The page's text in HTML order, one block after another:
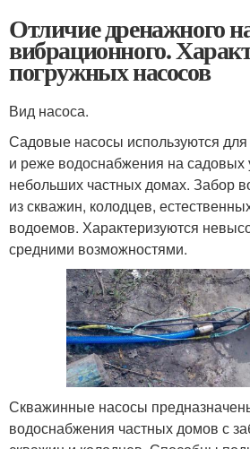
Отличие дренажного
вибрационного.
погружных насосов
Вид насоса.
Садовые насосы используются
и реже водоснабжения на садовых
небольших частных домах. Забор
из скважин, колодцев,
водоемов. Характеризуются
средними возможностями.
Скважинные насосы
водоснабжения частных домов с